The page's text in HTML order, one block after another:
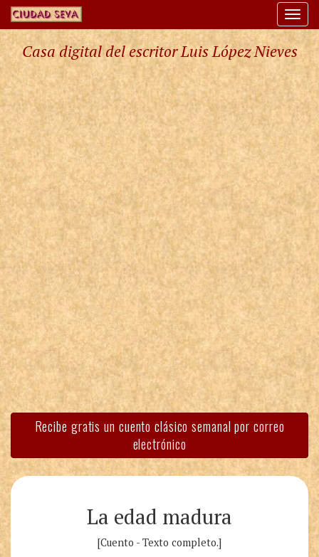
Casa digital del escritor Luis López Nieves
Recibe gratis un cuento clásico semanal por correo
electrónico
La edad madura
[Cuento - Texto completo.]